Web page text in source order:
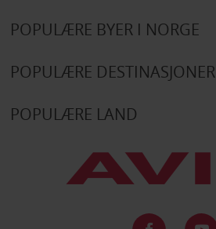
POPULÆRE BYER I NORGE
POPULÆRE DESTINASJONER
POPULÆRE LAND